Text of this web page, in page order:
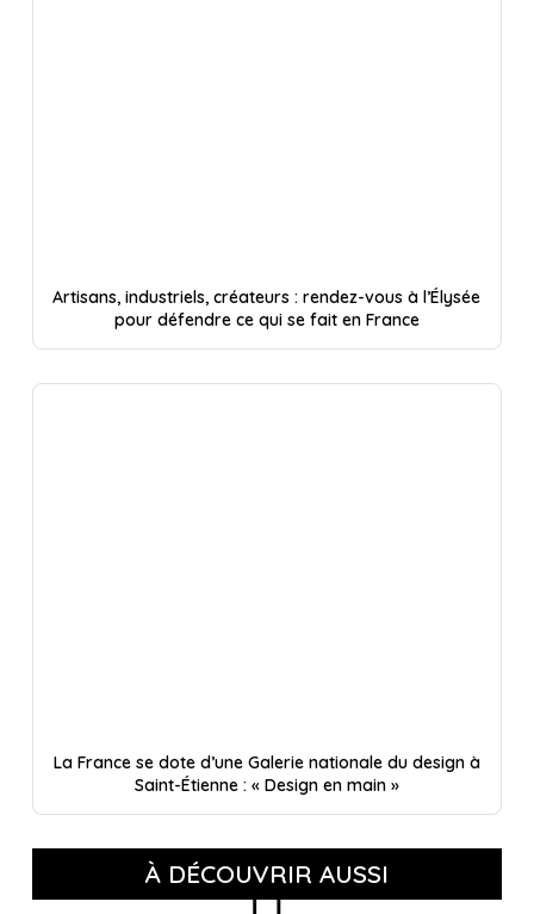
Artisans, industriels, créateurs : rendez-vous à l’Élysée
pour défendre ce qui se fait en France
La France se dote d’une Galerie nationale du design à
Saint-Étienne : « Design en main »
À DÉCOUVRIR AUSSI